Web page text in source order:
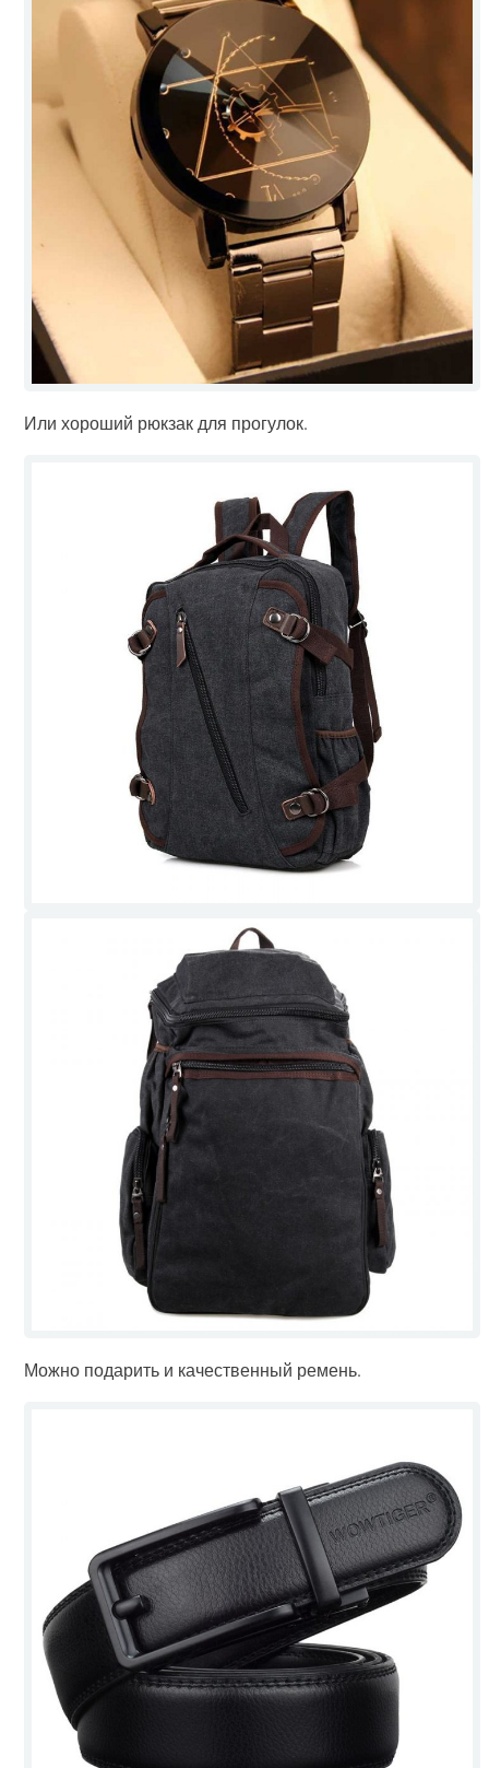
Или хороший рюкзак для прогулок.
Можно подарить и качественный ремень.